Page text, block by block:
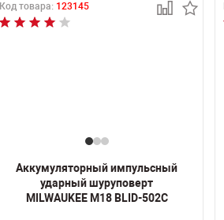
Код товара: 123145
Аккумуляторный импульсный
ударный шуруповерт
MILWAUKEE M18 BLID-502C